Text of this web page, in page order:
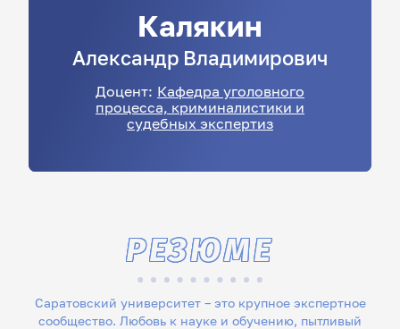
Калякин
Александр Владимирович
Доцент: Кафедра уголовного
процесса, криминалистики и
судебных экспертиз
Саратовский университет – это крупное экспертное
сообщество. Любовь к науке и обучению, пытливый
РЕЗЮМЕ